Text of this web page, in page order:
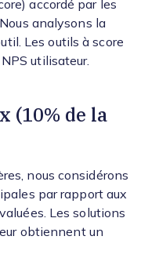
accordé par les
analysons la
Les outils à score
utilisateur.
(10% de la
nous considérons
par rapport aux
Les solutions
obtiennent un